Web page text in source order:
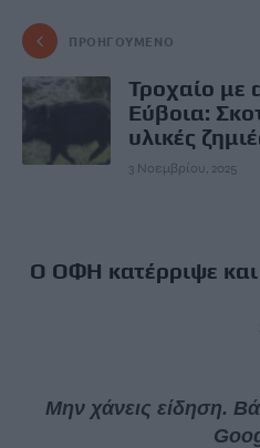
ΠΡΟΗΓΟΎΜΕΝΟ
Τροχαίο με
Εύβοια:
υλικές
3 Νοεμβρίου, 2025
Ο ΟΦΗ κατέρριψε και
Μην χάνεις είδηση.